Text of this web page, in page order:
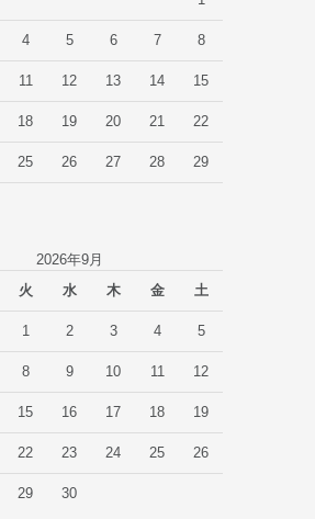
4 5 6 7 8
11 12 13 14 15
18 19 20 21 22
25 26 27 28 29
2026年9月
火 水 木 金 土
1 2 3 4 5
8 9 10 11 12
15 16 17 18 19
22 23 24 25 26
29 30